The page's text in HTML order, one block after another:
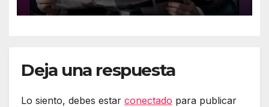
Deja una respuesta
Lo siento, debes estar conectado para publicar